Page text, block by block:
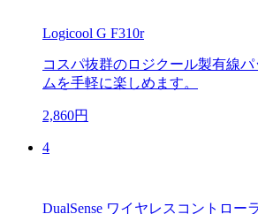
Logicool G F310r
コスパ抜群のロジクール製有線
ムを手軽に楽しめます。
2,860円
4
DualSense ワイヤレスコントロー